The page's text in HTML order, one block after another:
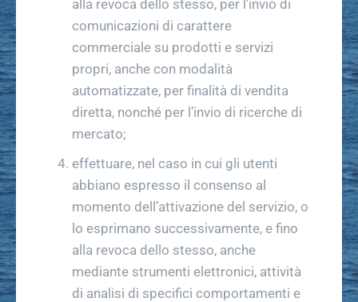
alla revoca dello stesso, per l’invio di
comunicazioni di carattere
commerciale su prodotti e servizi
propri, anche con modalità
automatizzate, per finalità di vendita
diretta, nonché per l’invio di ricerche di
mercato;
effettuare, nel caso in cui gli utenti
abbiano espresso il consenso al
momento dell’attivazione del servizio, o
lo esprimano successivamente, e fino
alla revoca dello stesso, anche
mediante strumenti elettronici, attività
di analisi di specifici comportamenti e